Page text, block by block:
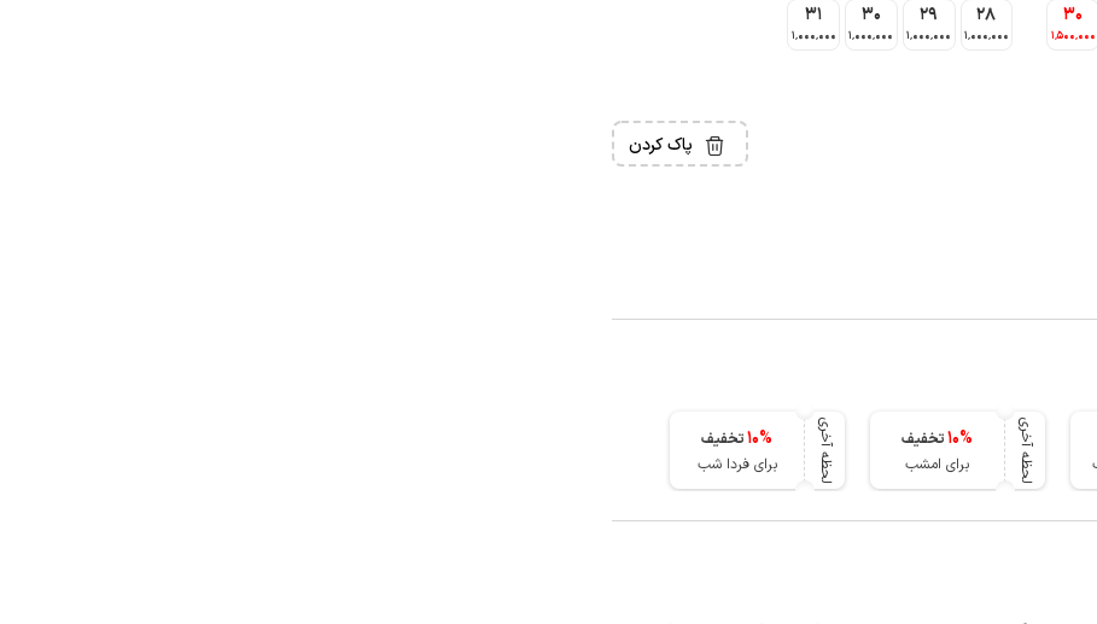
30
1٬500٬000
28
1٬000٬000
29
1٬000٬000
30
1٬000٬000
31
1٬000٬000
پاک کردن
لحظه آخری 10%
تخفیف
برای امشب
لحظه آخری 10%
تخفیف
برای فردا شب